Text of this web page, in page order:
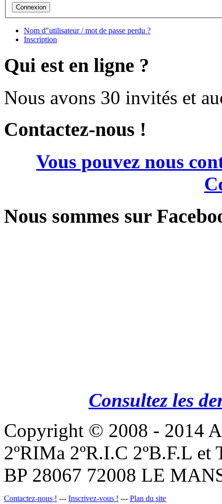
Nom d"utilisateur / mot de passe perdu ?
Inscription
Qui est en ligne ?
Nous avons 30 invités et
Contactez-nous !
Vous pouvez nous
Nous sommes sur
Consultez les
Copyright © 2008 - 2014
2ºRIMa 2ºR.I.C 2ºB.F.L
BP 28067 72008 LE
Contactez-nous ! --- Inscrivez-vous ! --- Plan du site